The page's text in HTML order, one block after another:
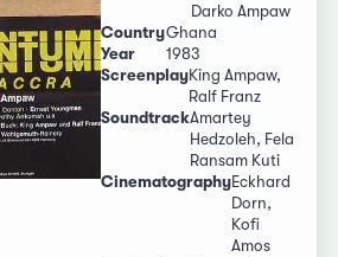
Darko Ampaw
CountryGhana
Year
1983
ScreenplayKing Ampaw,
Ralf Franz
SoundtrackAmartey
Hedzoleh, Fela
Ransam Kuti
CinematographyEckhard
Dorn,
Kofi
Amos